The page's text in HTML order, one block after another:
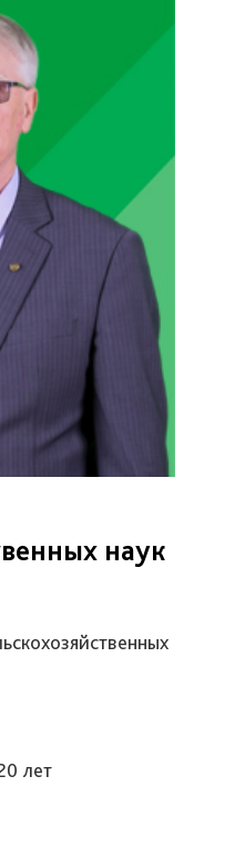
наук
лет